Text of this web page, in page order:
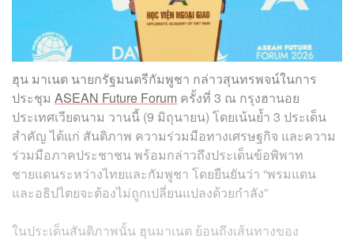
ฮุน มาเนต นายกรัฐมนตรีกัมพูชา กล่าวสุนทรพจน์ในการ
ประชุม ASEAN Future Forum ครั้งที่ 3 ณ กรุงฮานอย
ประเทศเวียดนาม วานนี้ (9 มิถุนายน) โดยเน้นย้ำ 3 ประเด็น
สำคัญ ได้แก่ สันติภาพ ความร่วมมือทางเศรษฐกิจ และความ
ร่วมมือภาคประชาชน พร้อมกล่าวถึงประเด็นข้อพิพาท
ชายแดนระหว่างไทยและกัมพูชา โดยยืนยันว่า “พรมแดน
และอธิปไตยจะต้องไม่ถูกเปลี่ยนแปลงด้วยกำลัง”
ในประเด็นสันติภาพนั้น ฮุนมาเนต ย้อนถึงเส้นทางของ